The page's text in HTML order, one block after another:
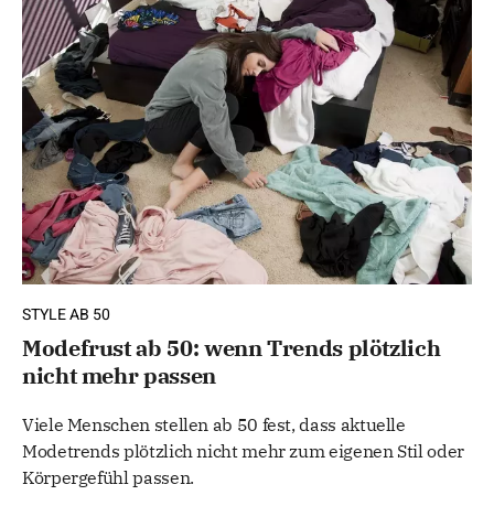
STYLE AB 50
Modefrust ab 50: wenn Trends plötzlich
nicht mehr passen
Viele Menschen stellen ab 50 fest, dass aktuelle
Modetrends plötzlich nicht mehr zum eigenen Stil oder
Körpergefühl passen.